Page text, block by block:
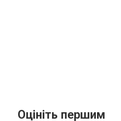
Оцініть першим